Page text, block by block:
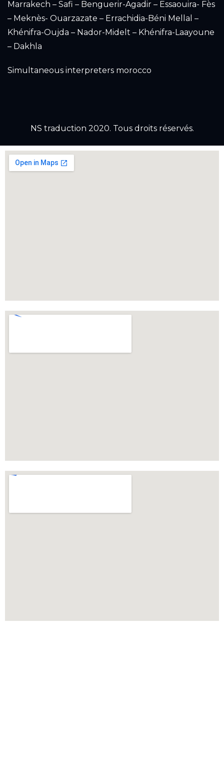
Marrakech – Safi – Benguerir-Agadir – Essaouira- Fès
– Meknès- Ouarzazate – Errachidia-Béni Mellal –
Khénifra-Oujda – Nador-Midelt – Khénifra-Laayoune
– Dakhla
Simultaneous interpreters morocco
NS traduction 2020. Tous droits réservés.